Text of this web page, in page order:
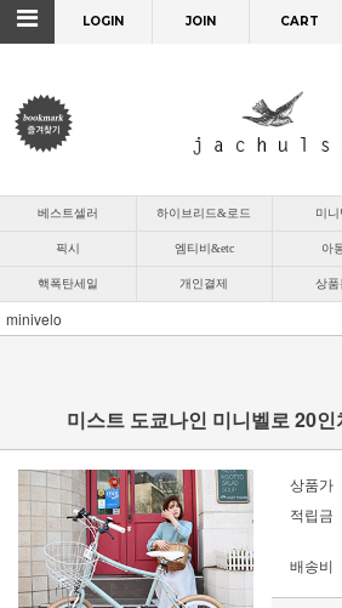
LOGIN JOIN CART
베스트셀러 하이브리드&로드 미니
픽시 엠티비&etc 아
핵폭탄세일 개인결제 상품
minivelo
미스트 도쿄나인 미니벨로 20
상품가
적립금
배송비